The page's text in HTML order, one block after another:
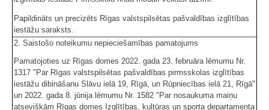
Papildināts un precizēts Rīgas valstspilsētas pašvaldības izglītības
iestāžu saraksts.
2. Saistošo noteikumu nepieciešamības pamatojums
Pamatojoties uz Rīgas domes 2022. gada 23. februāra lēmumu Nr.
1317 "Par Rīgas valstspilsētas pašvaldības pirmsskolas izglītības
iestāžu dibināšanu Slāvu ielā 19, Rīgā, un Rūpniecības ielā 21, Rīgā"
un 2022. gada 8. jūnija lēmumu Nr. 1582 "Par nosaukuma maiņu
atsevišķām Rīgas domes Izglītības, kultūras un sporta departamenta